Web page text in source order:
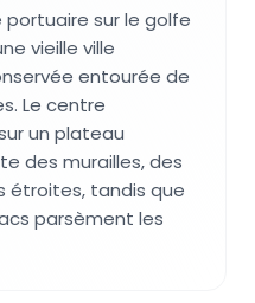
portuaire sur le golfe
vieille ville
entourée de
Le centre
un plateau
des murailles, des
étroites, tandis que
parsèment les